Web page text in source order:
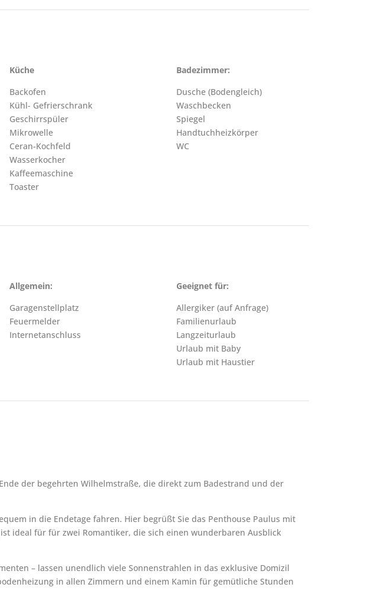
Küche
Backofen
Kühl- Gefrierschrank
Geschirrspüler
Mikrowelle
Ceran-Kochfeld
Wasserkocher
Kaffeemaschine
Toaster
Badezimmer:
Dusche (Bodengleich)
Waschbecken
Spiegel
Handtuchheizkörper
WC
Allgemein:
Garagenstellplatz
Feuermelder
Internetanschluss
Geeignet für:
Allergiker (auf Anfrage)
Familienurlaub
Langzeiturlaub
Urlaub mit Baby
Urlaub mit Haustier
der begehrten Wilhelmstraße, die direkt zum Badestrand und der
in die Endetage fahren. Hier begrüßt Sie das Penthouse Paulus mit
ideal für für zwei Romantiker, die sich einen wunderbaren Ausblick
– lassen unendlich viele Sonnenstrahlen in das exklusive Domizil
in allen Zimmern und einem Kamin für gemütliche Stunden